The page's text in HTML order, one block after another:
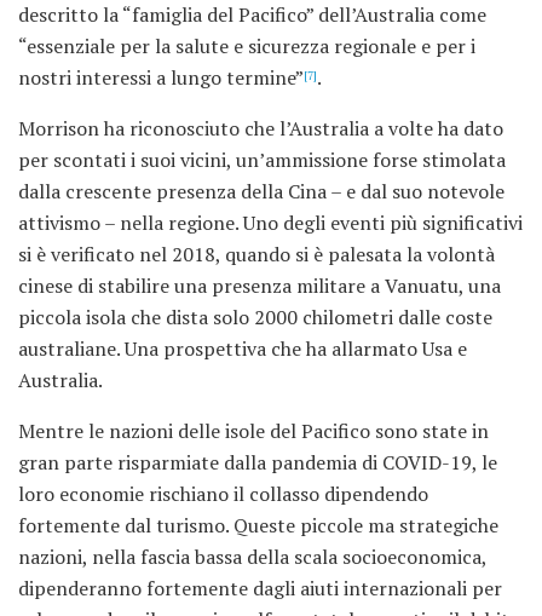
descritto la “famiglia del Pacifico” dell’Australia come
“essenziale per la salute e sicurezza regionale e per i
nostri interessi a lungo termine”[7].
Morrison ha riconosciuto che l’Australia a volte ha dato
per scontati i suoi vicini, un’ammissione forse stimolata
dalla crescente presenza della Cina – e dal suo notevole
attivismo – nella regione. Uno degli eventi più significativi
si è verificato nel 2018, quando si è palesata la volontà
cinese di stabilire una presenza militare a Vanuatu, una
piccola isola che dista solo 2000 chilometri dalle coste
australiane. Una prospettiva che ha allarmato Usa e
Australia.
Mentre le nazioni delle isole del Pacifico sono state in
gran parte risparmiate dalla pandemia di COVID-19, le
loro economie rischiano il collasso dipendendo
fortemente dal turismo. Queste piccole ma strategiche
nazioni, nella fascia bassa della scala socioeconomica,
dipenderanno fortemente dagli aiuti internazionali per